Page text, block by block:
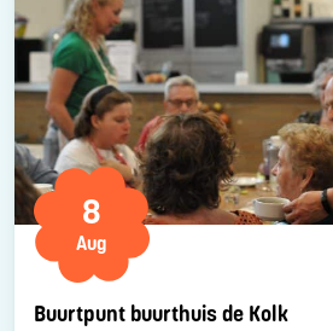
Buurtpunt buurthuis de Kolk
8
Aug